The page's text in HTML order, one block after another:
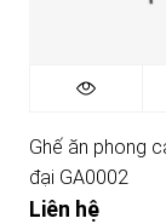
Ghế ăn phong
đại GA0002
Liên hệ